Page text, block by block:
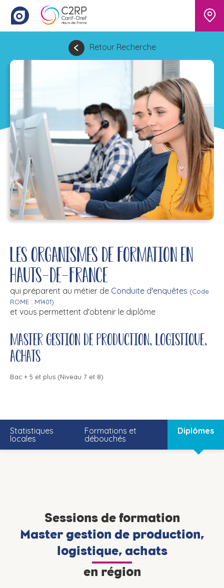
Retour Recherche
Les organismes de formation en
Hauts-de-France
qui préparent au métier de Conduite d'enquêtes (Code
ROME : M1401)
et vous permettent d'obtenir le diplôme
Master gestion de production, logistique,
achats
Bac + 5 et plus (Niveau 7 et 8)
Statistiques
locales
Formations et
débouchés
Diplômes
Sessions de formation
Master gestion de production,
logistique, achats
en région